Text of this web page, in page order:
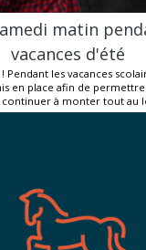
matin
vacances d'été
Pendant les vacances
en place afin de
à monter tout au